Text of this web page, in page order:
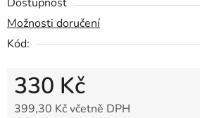
Možnosti doručení
Kód:
330 Kč
399,30 Kč včetně DPH